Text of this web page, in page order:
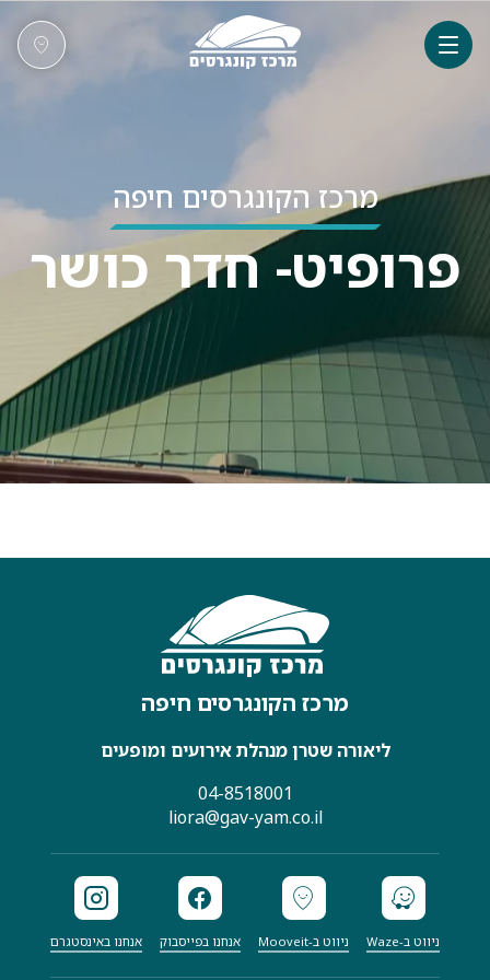
מרכז הקונגרסים חיפה
פרופיט- חדר כושר
ליאורה שטרןמנהלת אירועים ומופעים
04-8518001
liora@gav-yam.co.il
מרכז הקונגרסים חיפה
ניווט ב-Waze ניווט ב-Mooveit אנחנו בפייסבוק אנחנו באינסטגרם